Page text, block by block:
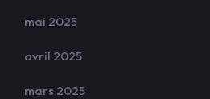
mai 2025
avril 2025
mars 2025